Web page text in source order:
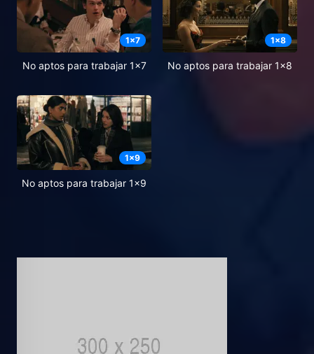
1x7
No aptos para trabajar 1x7
1x8
No aptos para trabajar 1x8
1x9
No aptos para trabajar 1x9